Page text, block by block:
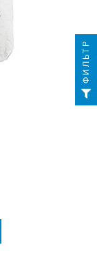
ФИЛЬТР